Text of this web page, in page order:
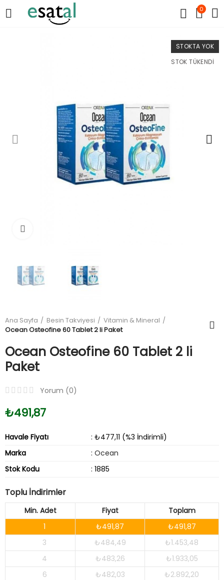
0
STOKTA YOK
STOK TÜKENDI
Ana Sayfa Besin Takviyesi
Vitamin & Mineral
Ocean Osteofine 60 Tablet 2 li Paket
Ocean Osteofine 60 Tablet 2 li
Paket
Yorum (0)
₺491,87
Havale Fiyatı
: ₺477,11 (%3 İndirimli)
Marka
: Ocean
Stok Kodu
: 1885
Toplu İndirimler
Min. Adet Fiyat
Toplam
1
₺491,87
₺491,87
3
₺484,49
₺1.453,48
4
₺483,26
₺1.933,05
6
₺482,03 ₺2.892,20